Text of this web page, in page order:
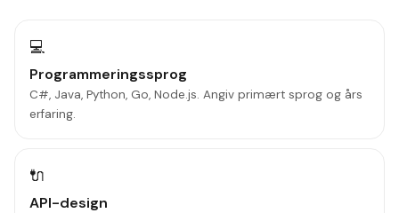
💻
Programmeringssprog
C#, Java, Python, Go, Node.js. Angiv primært sprog og års
erfaring.
🔌
API-design